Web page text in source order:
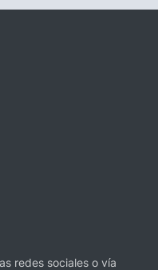
redes sociales o vía